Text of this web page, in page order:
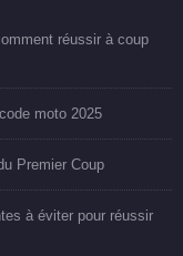
réussir à coup
moto 2025
Premier Coup
à éviter pour réussir